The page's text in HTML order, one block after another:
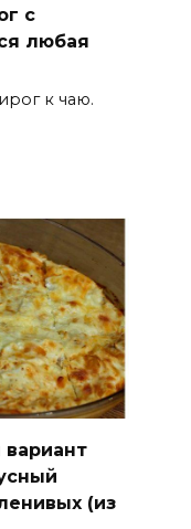
с
любая
к чаю.
(из